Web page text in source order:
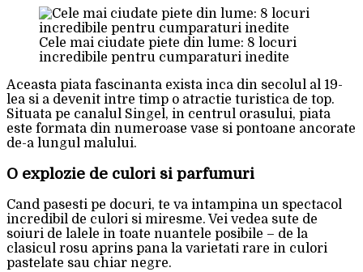
Cele mai ciudate piete din lume: 8 locuri
incredibile pentru cumparaturi inedite
Aceasta piata fascinanta exista inca din secolul al 19-
lea si a devenit intre timp o atractie turistica de top.
Situata pe canalul Singel, in centrul orasului, piata
este formata din numeroase vase si pontoane ancorate
de-a lungul malului.
O explozie de culori si parfumuri
Cand pasesti pe docuri, te va intampina un spectacol
incredibil de culori si miresme. Vei vedea sute de
soiuri de lalele in toate nuantele posibile – de la
clasicul rosu aprins pana la varietati rare in culori
pastelate sau chiar negre.